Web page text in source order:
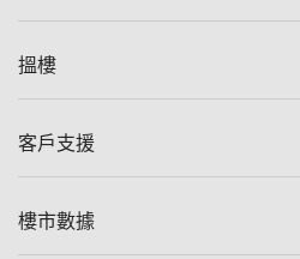
美聯集團
人才招募
搵樓
一手新盤
減價
客戶支援
自助放盤
樓市數據